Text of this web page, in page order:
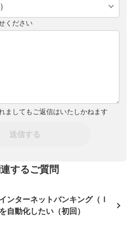
ください
ましてもご返信はいたしかねます
送信する
するご質問
ンターネットバンキング（Ｉ
自動化したい（初回）